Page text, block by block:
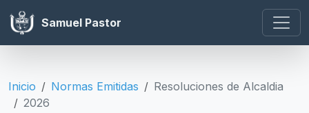
Samuel Pastor
Inicio Normas Emitidas
Resoluciones de Alcaldia
2026